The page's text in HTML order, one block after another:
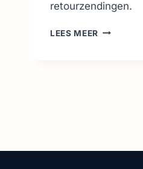
retourzendingen.
LEES MEER FRANSE